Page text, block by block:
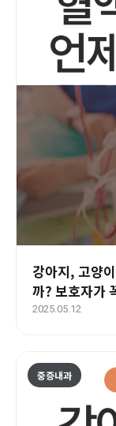
강아지, 고양
까? 보호자가
2025.05.12
중증내과